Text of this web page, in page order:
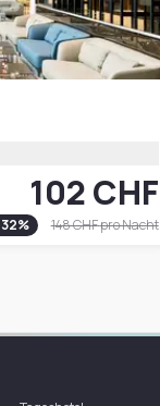
102 CHF
32% 148 CHFpro Nacht